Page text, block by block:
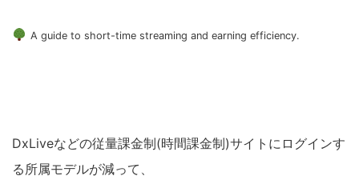
A guide to short-time streaming and earning efficiency.
DxLiveなどの従量課金制(時間課金制)サイトにログインす
る所属モデルが減って、